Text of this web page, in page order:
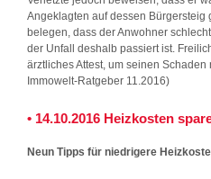
Angeklagten auf dessen Bürgersteig
belegen, dass der Anwohner
der Unfall deshalb passiert ist.
ärztliches Attest, um seinen
Immowelt-Ratgeber 11.2016)
• 14.10.2016 Heizkosten
Neun Tipps für niedrigere